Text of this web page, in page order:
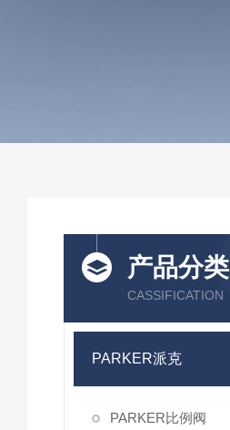
产品分类
CASSIFICATION
PARKER派克
PARKER比例阀